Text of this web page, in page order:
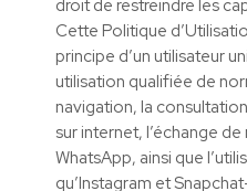
droit de restreindre les
Cette Politique
principe d’un utilisateur
utilisation qualifiée de
navigation, la
sur internet, l’échange
WhatsApp, ainsi que
qu’Instagram et